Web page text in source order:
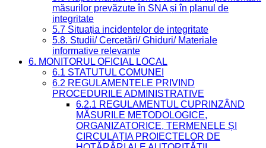
măsurilor prevăzute în SNA și în planul de
integritate
5.7 Situația incidentelor de integritate
5.8. Studii/ Cercetări/ Ghiduri/ Materiale
informative relevante
6. MONITORUL OFICIAL LOCAL
6.1 STATUTUL COMUNEI
6.2 REGULAMENTELE PRIVIND
PROCEDURILE ADMINISTRATIVE
6.2.1 REGULAMENTUL CUPRINZÂND
MĂSURILE METODOLOGICE,
ORGANIZATORICE, TERMENELE ȘI
CIRCULAȚIA PROIECTELOR DE